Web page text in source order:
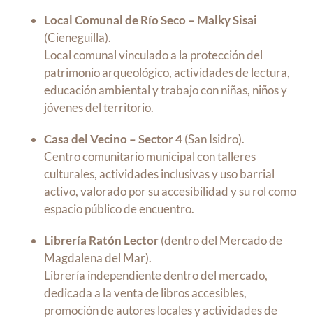
Local Comunal de Río Seco – Malky Sisai
(Cieneguilla).
Local comunal vinculado a la protección del
patrimonio arqueológico, actividades de lectura,
educación ambiental y trabajo con niñas, niños y
jóvenes del territorio.
Casa del Vecino – Sector 4(San Isidro).
Centro comunitario municipal con talleres
culturales, actividades inclusivas y uso barrial
activo, valorado por su accesibilidad y su rol como
espacio público de encuentro.
Librería Ratón Lector(dentro del Mercado de
Magdalena del Mar).
Librería independiente dentro del mercado,
dedicada a la venta de libros accesibles,
promoción de autores locales y actividades de